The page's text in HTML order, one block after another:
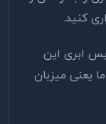
کنید.
ابری این
یعنی میزبان